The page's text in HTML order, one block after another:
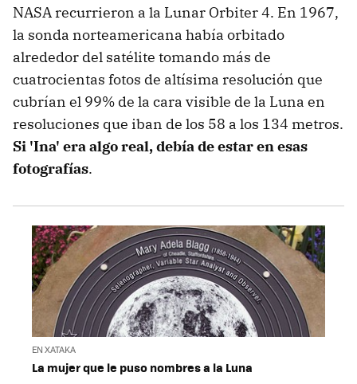
NASA recurrieron a la Lunar Orbiter 4. En 1967,
la sonda norteamericana había orbitado
alrededor del satélite tomando más de
cuatrocientas fotos de altísima resolución que
cubrían el 99% de la cara visible de la Luna en
resoluciones que iban de los 58 a los 134 metros.
Si 'Ina' era algo real, debía de estar en esas
fotografías.
EN XATAKA
La mujer que le puso nombres a la Luna